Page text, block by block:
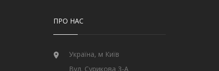
ПРО НАС
Україна, м Київ
Вул. Сурикова 3-А